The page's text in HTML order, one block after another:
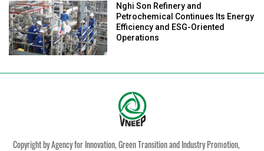
Nghi Son Refinery and
Petrochemical Continues Its Energy
Efficiency and ESG-Oriented
Operations
Copyright by Agency for Innovation, Green Transition and Industry Promotion,